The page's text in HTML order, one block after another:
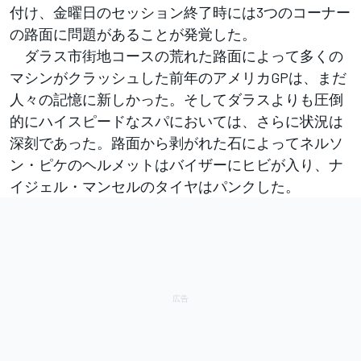
付け、金曜日のセッション終了時には3つのコーナー
の路面に問題があることが発覚した。
ダラス市街地コースの荒れた路面によって多くの
マシンがクラッシュした前年のアメリカGPは、まだ
人々の記憶に新しかった。そしてダラスよりも圧倒
的にハイスピードなスパにおいては、さらに状況は
深刻であった。路面から剥がれた石によってネルソ
ン・ピケのヘルメットはバイザーにヒビが入り、ナ
イジェル・マンセルのタイヤはパンクした。